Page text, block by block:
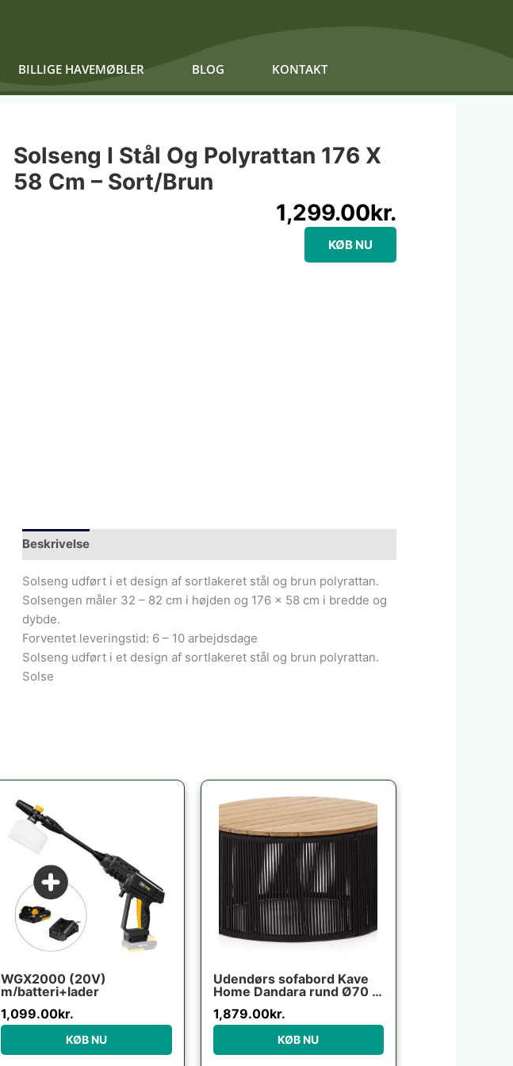
BILLIGE HAVEMØBLER BLOG KONTAKT
Solseng I Stål Og Polyrattan 176 X
58 Cm – Sort/Brun
1,299.00kr.
KØB NU
Beskrivelse
Solseng udført i et design af sortlakeret stål og brun polyrattan.
Solsengen måler 32 – 82 cm i højden og 176 x 58 cm i bredde og
dybde.
Forventet leveringstid: 6 – 10 arbejdsdage
Solseng udført i et design af sortlakeret stål og brun polyrattan.
Solse
WGX2000 (20V)
m/batteri+lader
1,099.00kr.
KØB NU
Udendørs sofabord Kave
Home Dandara rund Ø70 x
sort/beige
1,879.00kr.
KØB NU